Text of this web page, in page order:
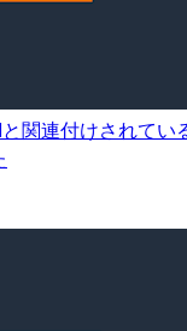
関連付けされてい